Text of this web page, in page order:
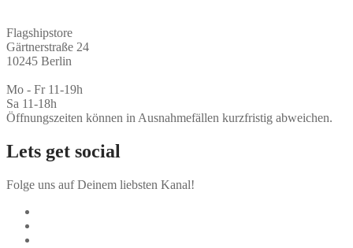
Flagshipstore
Gärtnerstraße 24
10245 Berlin
Mo - Fr 11-19h
Sa 11-18h
Öffnungszeiten können in Ausnahmefällen kurzfristig abweichen.
Lets get social
Folge uns auf Deinem liebsten Kanal!